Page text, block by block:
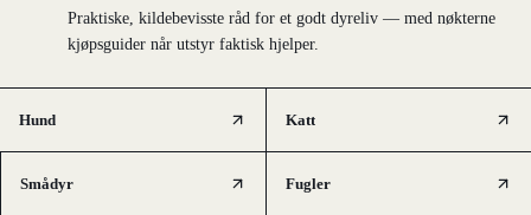
Praktiske, kildebevisste råd for et godt dyreliv — med nøkterne
kjøpsguider når utstyr faktisk hjelper.
Hund Katt
Smådyr Fugler